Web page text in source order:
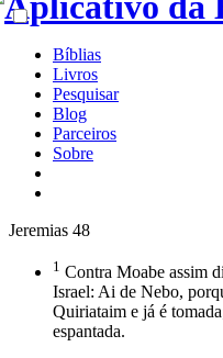
Bíblias
Livros
Pesquisar
Blog
Parceiros
Sobre
Jeremias 48
1 Contra Moabe assim
Israel: Ai de Nebo,
Quiriataim e já é
espantada.